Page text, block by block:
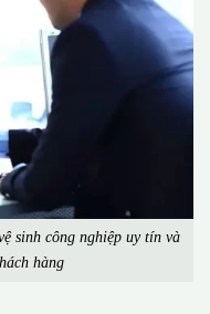
sinh công nghiệp uy tín và
hàng